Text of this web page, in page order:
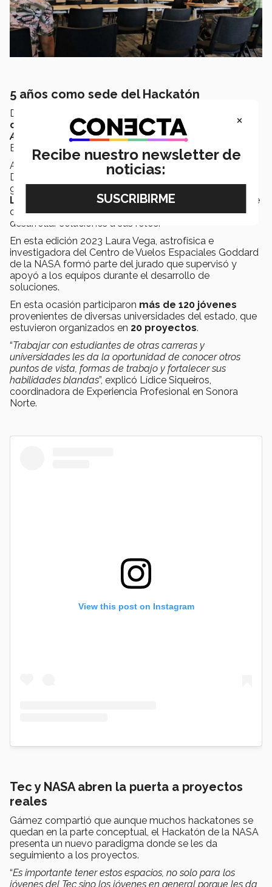
5 años como sede del Hackatón
Desde el 2019, el campus Sonora Norte ha sido
coorganizador y sede delNASA International Space
Apps Challenge Hackathon en colaboración con
Espacio y Sostenibilidad y Space Apps Hermosillo.
Anayansi García, líder del Centro de Vinculación y
Desarrollo Profesional del Tec Sonora Norte señaló que
gracias a esta alianza el campus es la única sede de
Latinoamérica
conrepresentantes de la NASA
que
de manera presencial acompañan a los jóvenes para
desarrollar soluciones a sus retos.
En esta edición 2023 Laura Vega, astrofísica e
investigadora del Centro de Vuelos Espaciales Goddard
de la NASA formó parte del jurado que supervisó y
apoyó a los equipos durante el desarrollo de
soluciones.
En esta ocasión participaron más de 120 jóvenes
provenientes de diversas universidades del estado, que
estuvieron organizados en 20 proyectos.
“Trabajar con estudiantes de otras carreras y
universidades les da la oportunidad de conocer otros
puntos de vista, formas de trabajo y fortalecer sus
habilidades blandas”, explicó Lídice Siqueiros,
coordinadora de Experiencia Profesional en Sonora
Norte.
View this post on Instagram
Tec y NASA abren la puerta a proyectos
reales
Gámez compartió que aunque muchos hackatones se
quedan en la parte conceptual, el Hackatón de la NASA
presenta un nuevo paradigma donde se les da
seguimiento a los proyectos.
“Es importante tener estos espacios, no solo para los
jóvenes del Tec sino los jóvenes en general porque les da
×
Recibe nuestro newsletter de
noticias: